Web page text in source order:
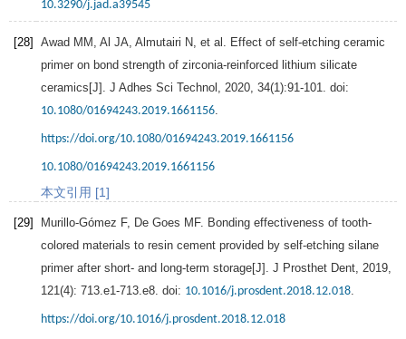
10.3290/j.jad.a39545
[28] Awad MM Al JA Almutairi N , et al. Effect of self-etching ceramic
primer on bond strength of zirconia-reinforced lithium silicate
ceramics[J]. J Adhes Sci Technol 2020 34(1):91-101. doi:
10.1080/01694243.2019.1661156
https://doi.org/10.1080/01694243.2019.1661156
10.1080/01694243.2019.1661156
本文引用 [1]
[29] Murillo-Gómez F, De Goes MF. Bonding effectiveness of tooth-
colored materials to resin cement provided by self-etching silane
primer after short- and long-term storage[J]. J Prosthet Dent 2019
121(4): 713.e1-713.e8. doi: 10.1016/j.prosdent.2018.12.018
https://doi.org/10.1016/j.prosdent.2018.12.018